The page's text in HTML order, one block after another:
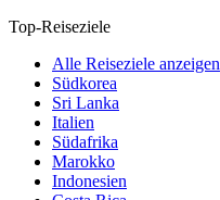
Top-Reiseziele
Alle Reiseziele anzeigen
Südkorea
Sri Lanka
Italien
Südafrika
Marokko
Indonesien